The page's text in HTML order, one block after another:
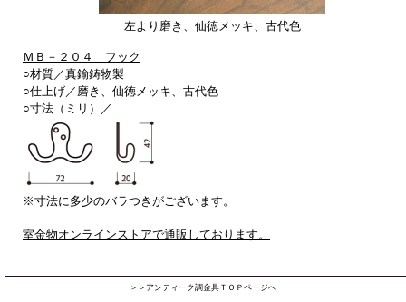
左より磨き、仙徳メッキ、古代色
ＭＢ－２０４ フック
○材質／真鍮鋳物製
○仕上げ／ 磨き、仙徳メッキ、古代色
○寸法（ミリ）／
※寸法に多少のバラつきがございます。
室金物オンラインストアで通販しております。
＞＞アンティーク調金具ＴＯＰページへ